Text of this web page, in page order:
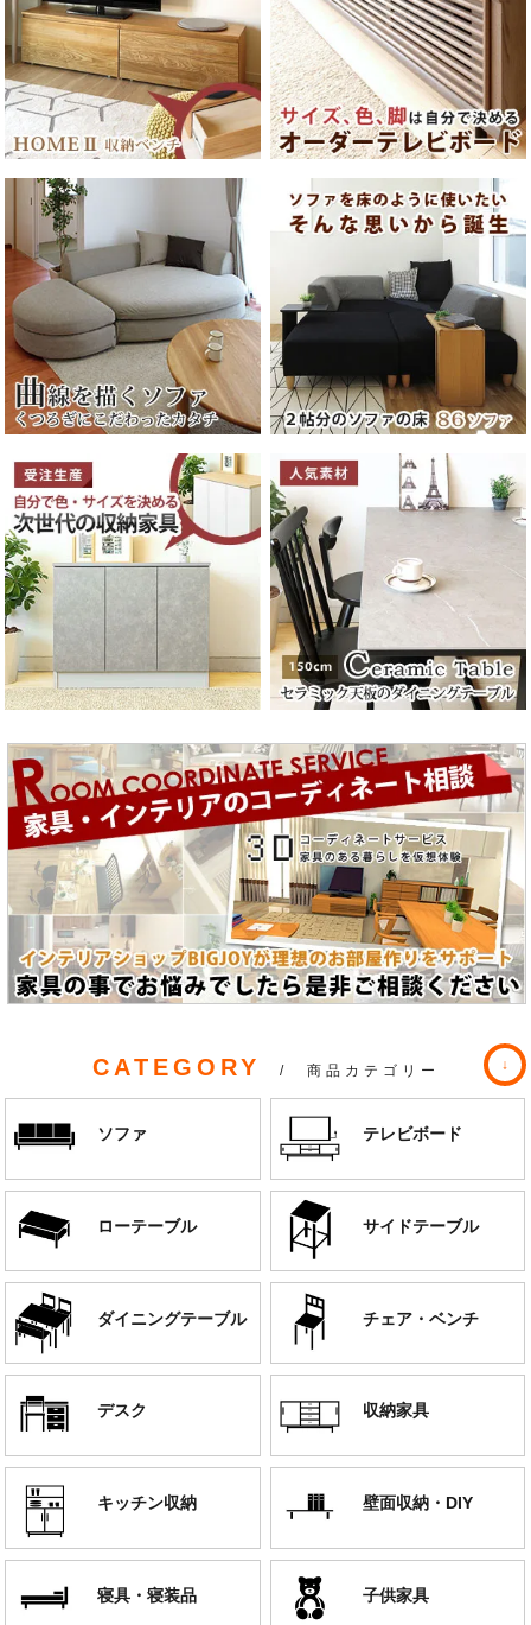
CATEGORY / 商品カテゴリー
ソファ テレビボード
ローテーブル サイドテーブル
ダイニングテーブル チェア・ベンチ
デスク 収納家具
キッチン収納 壁面収納・DIY
寝具・寝装品 子供家具